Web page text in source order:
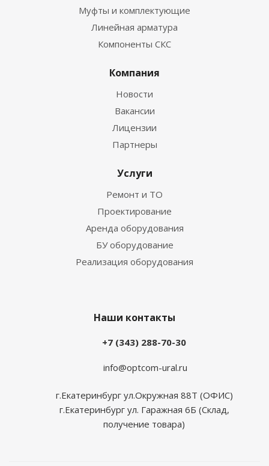
Муфты и комплектующие
Линейная арматура
Компоненты СКС
Компания
Новости
Вакансии
Лицензии
Партнеры
Услуги
Ремонт и ТО
Проектирование
Аренда оборудования
БУ оборудование
Реализация оборудования
Наши контакты
+7 (343) 288-70-30
info@optcom-ural.ru
г.Екатеринбург ул.Окружная 88Т (ОФИС)
г.Екатеринбург ул. Гаражная 6Б (Склад,
получение товара)